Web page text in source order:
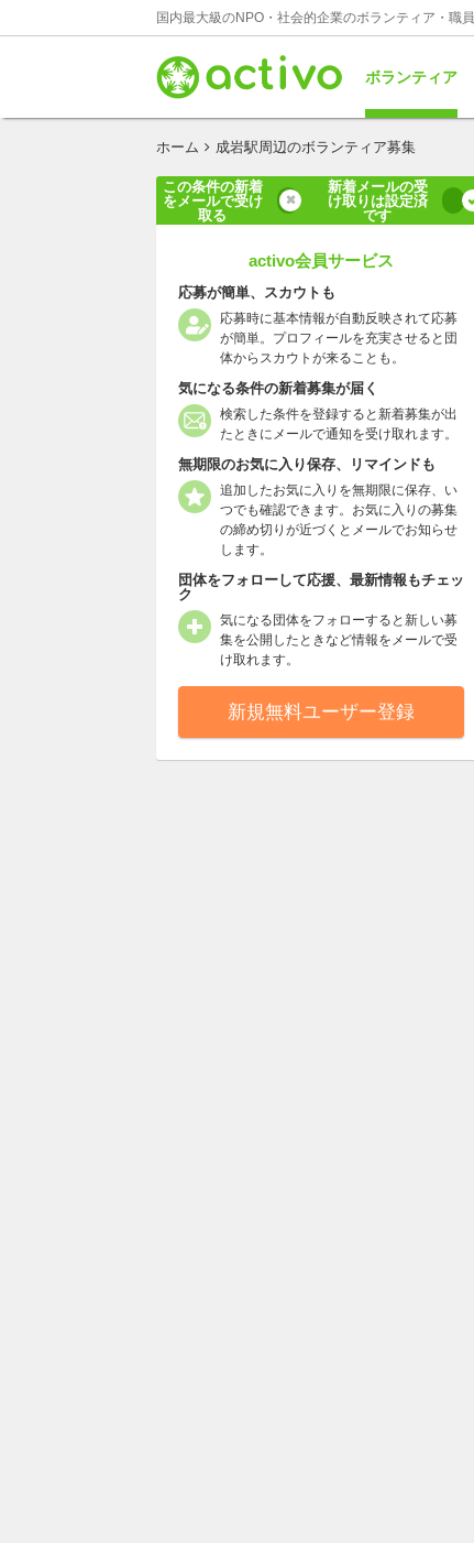
国内最大級のNPO・社会的企業のボランティア・職
ボランティア
ホーム 成岩駅周辺のボランティア募集
この条件の新着
をメールで受け
取る
新着メールの受
け取りは設定済
です
activo会員サービス
応募が簡単、スカウトも
応募時に基本情報が自動反映されて応募
が簡単。プロフィールを充実させると団
体からスカウトが来ることも。
気になる条件の新着募集が届く
検索した条件を登録すると新着募集が出
たときにメールで通知を受け取れます。
無期限のお気に入り保存、リマインドも
追加したお気に入りを無期限に保存、い
つでも確認できます。お気に入りの募集
の締め切りが近づくとメールでお知らせ
します。
団体をフォローして応援、最新情報もチェッ
ク
気になる団体をフォローすると新しい募
集を公開したときなど情報をメールで受
け取れます。
新規無料ユーザー登録